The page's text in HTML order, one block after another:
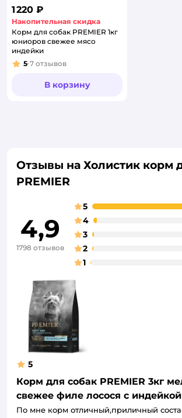
1 220 ₽
Накопительная скидка
Корм для собак PREMIER 1кг
юниоров свежее мясо
индейки
Рейтинг:
5 7 отзывов
В корзину
Отзывы на Холистик корм
PREMIER
4,9
1798 отзывов
5
4
3
2
1
5
Корм для собак PREMIER 3кг
свежее филе лосося с индейкой
По мне корм отличный,приличный